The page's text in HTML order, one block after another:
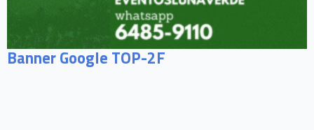
Banner Google TOP-2F